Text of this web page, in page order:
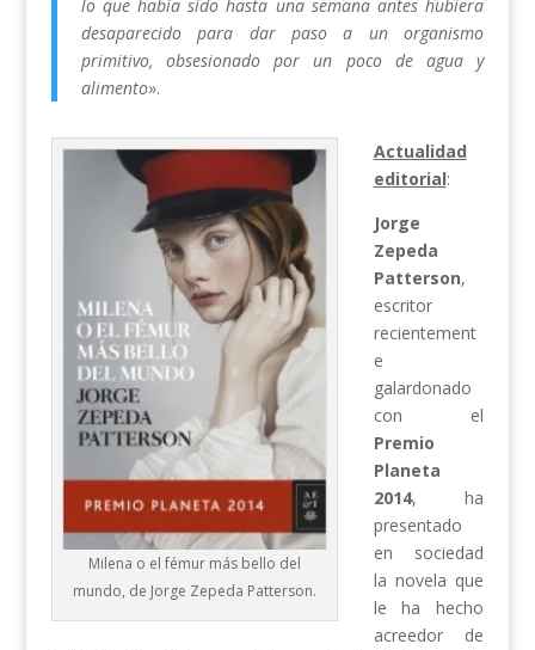
lo que había sido hasta una semana antes hubiera
desaparecido para dar paso a un organismo
primitivo, obsesionado por un poco de agua y
alimento».
Milena o el fémur más bello del
mundo, de Jorge Zepeda Patterson.
Actualidad
editorial:
Jorge
Zepeda
Patterson,
escritor
recientement
e
galardonado
con el
Premio
Planeta
2014, ha
presentado
en sociedad
la novela que
le ha hecho
acreedor de